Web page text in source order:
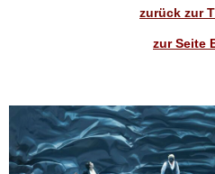
zurück zur
zur Seite